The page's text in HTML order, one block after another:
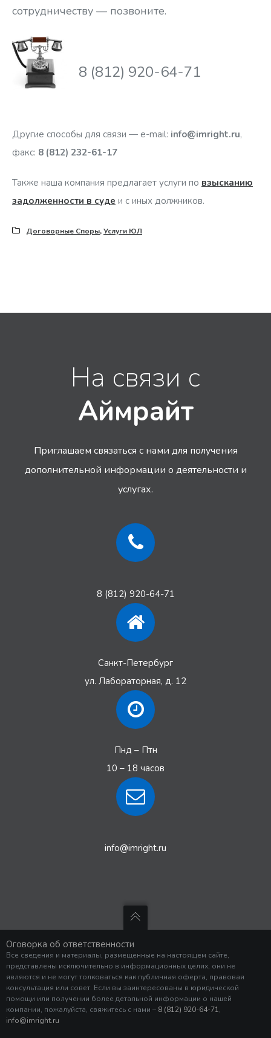
сотрудничеству — позвоните.
8 (812) 920-64-71
Другие способы для связи — e-mail: info@imright.ru,
факс: 8 (812) 232-61-17
Также наша компания предлагает услуги по взысканию
задолженности в суде и с иных должников.
Договорные Споры,Услуги ЮЛ
На связи с
Аймрайт
Приглашаем связаться с нами для получения
дополнительной информации о деятельности и
услугах.
8 (812) 920-64-71
Санкт-Петербург
ул. Лабораторная, д. 12
Пнд – Птн
10 – 18 часов
info@imright.ru
Оговорка об ответственности
Все сведения и материалы, размещенные на настоящем сайте,
представлены исключительно в информационных целях, они не
являются и не могут толковаться как публичная оферта, правовая
консультация или совет. Если вы заинтересованы в юридической
помощи или получении более детальной информации о нашей
компании, пожалуйста, свяжитесь с нами – 8 (812) 920-64-71,
info@imright.ru